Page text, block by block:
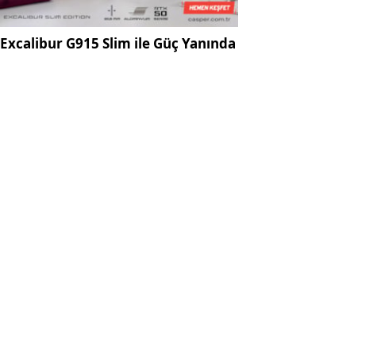
Excalibur G915 Slim ile Güç Yanında